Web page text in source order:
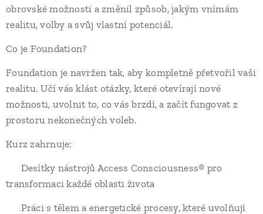
obrovské možnosti a změnil způsob, jakým vnímám
realitu, volby a svůj vlastní potenciál.
Co je Foundation?
Foundation je navržen tak, aby kompletně přetvořil vaši
realitu. Učí vás klást otázky, které otevírají nové
možnosti, uvolnit to, co vás brzdí, a začít fungovat z
prostoru nekonečných voleb.
Kurz zahrnuje:
✔ Desítky nástrojů Access Consciousness® pro
transformaci každé oblasti života
✔ Práci s tělem a energetické procesy, které uvolňují